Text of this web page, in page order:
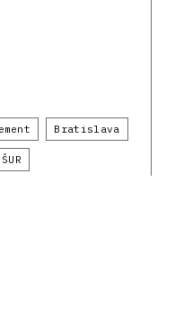
Bratislava
ŠUR